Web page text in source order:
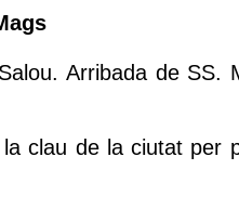
Arribada de SS.
clau de la ciutat per